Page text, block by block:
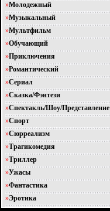
»Молодежный
»Музыкальный
»Мультфильм
»Обучающий
»Приключения
»Романтический
»Сериал
»Сказка/Фэнтези
»Спектакль/Шоу/Представление
»Спорт
»Сюрреализм
»Трагикомедия
»Триллер
»Ужасы
»Фантастика
»Эротика